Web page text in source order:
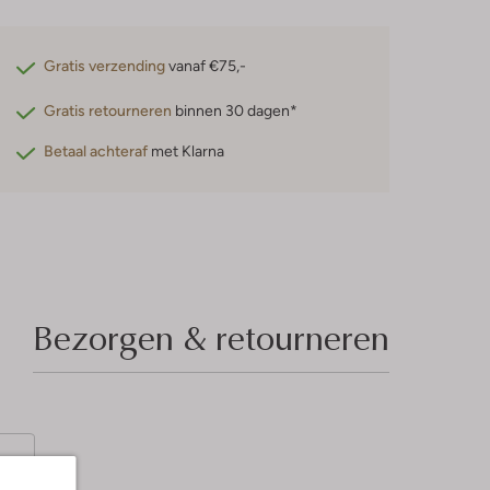
Gratis verzendingvanaf €75,-
Gratis retourneren binnen 30 dagen*
Betaal achteraf met Klarna
Bezorgen & retourneren